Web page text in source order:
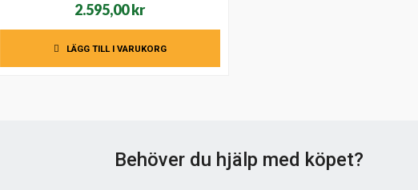
2.595,00kr
LÄGG TILL I VARUKORG
Behöver du hjälp med köpet?